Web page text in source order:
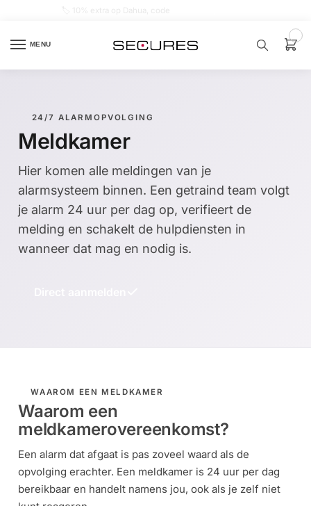
MENU
Alarm
samenstellen
&
Intercom
Branddetectie
Contact Help Wagen
24/7 ALARMOPVOLGING
Meldkamer
Hier komen alle meldingen van je
alarmsysteem binnen. Een getraind team volgt
je alarm 24 uur per dag op, verifieert de
melding en schakelt de hulpdiensten in
wanneer dat mag en nodig is.
WAAROM EEN MELDKAMER
Waarom een
meldkamerovereenkomst?
Een alarm dat afgaat is pas zoveel waard als de
opvolging erachter. Een meldkamer is 24 uur per dag
bereikbaar en handelt namens jou, ook als je zelf niet